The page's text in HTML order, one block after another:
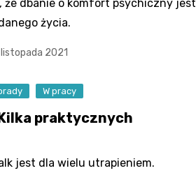
że dbanie o komfort psychiczny jest
życia.
2021
W pracy
praktycznych
jest dla wielu utrapieniem.